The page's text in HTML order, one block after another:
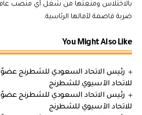
بالاختلاس ومنعتها من شغل أي منصب
ضربة قاصمة لآمالها الرئاسية.
You Might Also Like
رئيس الاتحاد السعودي للشطرنج
للاتحاد الآسيوي للشطرنج
رئيس الاتحاد السعودي للشطرنج
للاتحاد الآسيوي للشطرنج